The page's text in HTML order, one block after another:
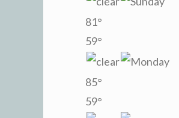
81°
59°
85°
59°